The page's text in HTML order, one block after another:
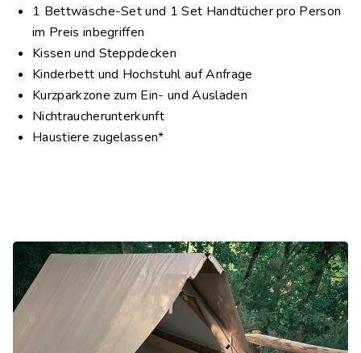
1 Bettwäsche-Set und 1 Set Handtücher pro Person
im Preis inbegriffen
Kissen und Steppdecken
Kinderbett und Hochstuhl auf Anfrage
Kurzparkzone zum Ein- und Ausladen
Nichtraucherunterkunft
Haustiere zugelassen*